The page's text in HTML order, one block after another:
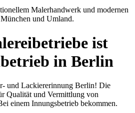
Malerhandwerk und modernen
und Umland.
ist
in Berlin
und Lackiererinnung Berlin! Die
Qualität und Vermittlung von
einem Innungsbetrieb bekommen.